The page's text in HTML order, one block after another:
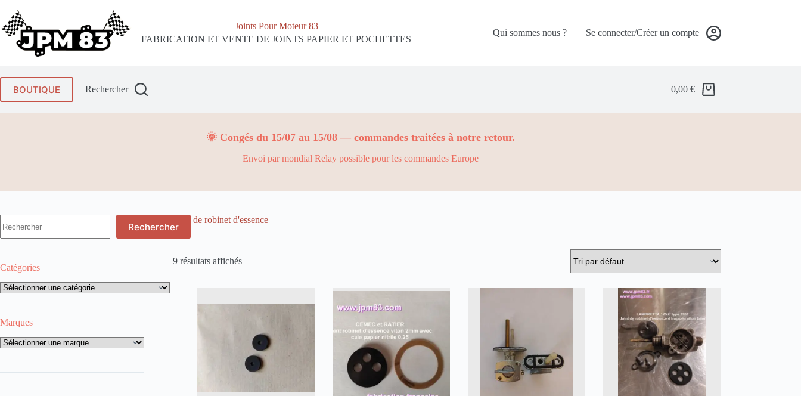
contenu
Joints Pour Moteur 83
FABRICATION ET VENTE DE JOINTS PAPIER ET POCHETTES
Qui sommes nous ? Se connecter/Créer un compte
BOUTIQUE Rechercher 0,00€
🌞 Congés du 15/07 au 15/08 — commandes traitées à notre retour.
Envoi par mondial Relay possible pour les commandes Europe
Joint de robinet d'essence
9 résultats affichés
Rechercher
résultat
Catégories
Catégories
Marques
Marques